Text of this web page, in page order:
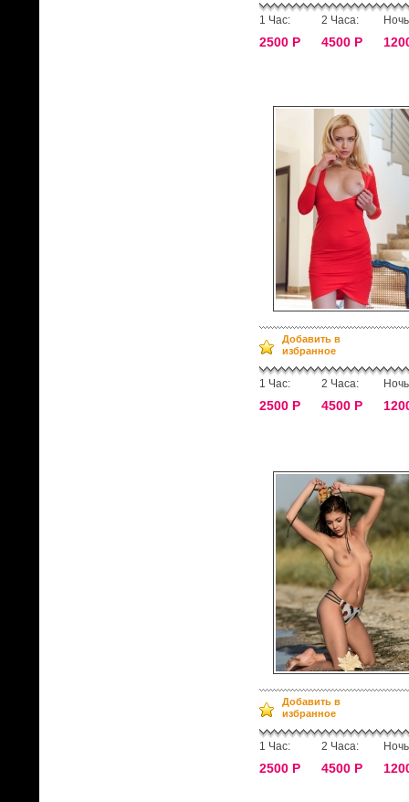
1 Час:
2500 Р
2 Часа:
4500 Р
Добавить в
избранное
1 Час:
2500 Р
2 Часа:
4500 Р
Добавить в
избранное
1 Час:
2500 Р
2 Часа:
4500 Р